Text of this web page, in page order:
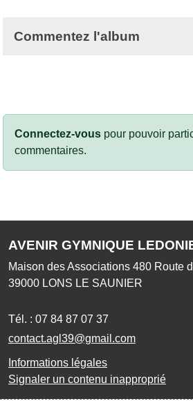
Commentez l'album
Connectez-vous pour pouvoir
commentaires.
AVENIR GYMNIQUE
Maison des Associations 480 Route
39000 LONS LE SAUNIER
Tél. : 07 84 87 07 37
contact.agl39@gmail.com
Informations légales
Signaler un contenu inapproprié